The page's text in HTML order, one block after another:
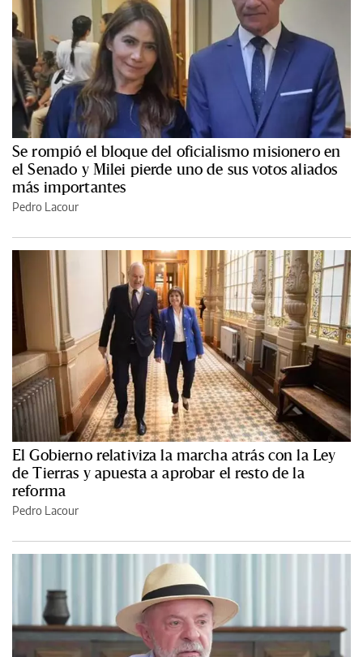
Se rompió el bloque del oficialismo misionero en
el Senado y Milei pierde uno de sus votos aliados
más importantes
Pedro Lacour
El Gobierno relativiza la marcha atrás con la Ley
de Tierras y apuesta a aprobar el resto de la
reforma
Pedro Lacour